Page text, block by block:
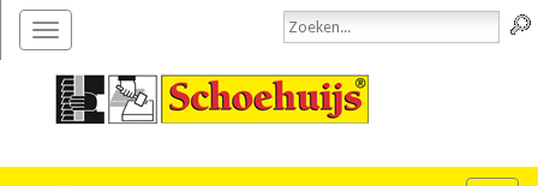
Toggle
navigation